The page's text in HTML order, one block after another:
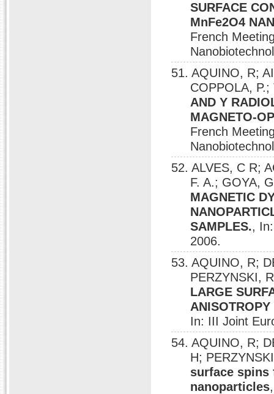
SURFACE
MnFe2O4
French
51. AQUINO, R;
COPPOLA,
AND Y
MAGNETO-
French
52. ALVES, C R;
F. A.; GOYA,
MAGNETIC
SAMPLES.,
2006.
53. AQUINO, R;
PERZYNSKI,
LARGE
In: III Joint
54. AQUINO, R;
H;
surface spins
nanoparticles